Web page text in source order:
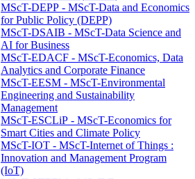
MScT-DEPP - MScT-Data and Economics
for Public Policy (DEPP)
MScT-DSAIB - MScT-Data Science and
AI for Business
MScT-EDACF - MScT-Economics, Data
Analytics and Corporate Finance
MScT-EESM - MScT-Environmental
Engineering and Sustainability
Management
MScT-ESCLiP - MScT-Economics for
Smart Cities and Climate Policy
MScT-IOT - MScT-Internet of Things :
Innovation and Management Program
(IoT)